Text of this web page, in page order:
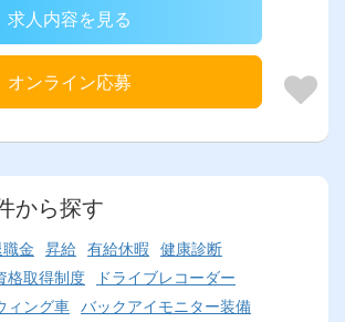
求人内容を見る
オンライン応募
から探す
金 昇給 有給休暇 健康診断
格取得制度
ドライブレコーダー
ィング車 バックアイモニター装備